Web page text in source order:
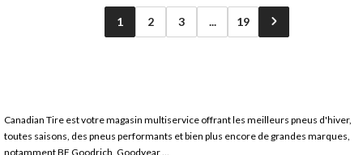
1 2 3 ... 19
Canadian Tire est votre magasin multiservice offrant les meilleurs pneus d'hiver,
toutes saisons, des pneus performants et bien plus encore de grandes marques,
notamment BF Goodrich, Goodyear,...